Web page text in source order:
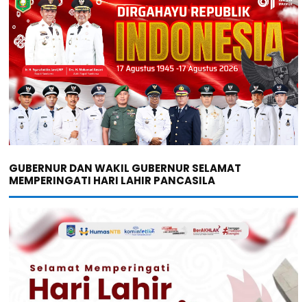
GUBERNUR DAN WAKIL GUBERNUR SELAMAT
MEMPERINGATI HARI LAHIR PANCASILA